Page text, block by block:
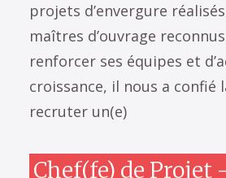
projets d’envergure
maîtres d’ouvrage
renforcer ses équipes et
croissance, il nous a confié
recruter un(e)
Chef(fe) de Projet